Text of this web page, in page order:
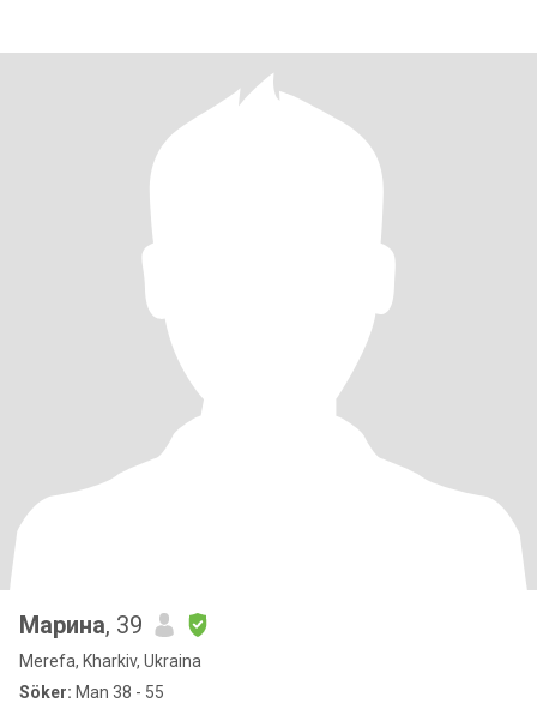
Марина, 39
Merefa, Kharkiv, Ukraina
Söker: Man 38 - 55